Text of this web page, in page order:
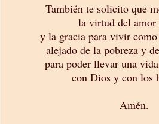
También te solicito que
la virtud del amor
y la gracia para vivir
alejado de la pobreza y
para poder llevar una
con Dios y con los
Amén.